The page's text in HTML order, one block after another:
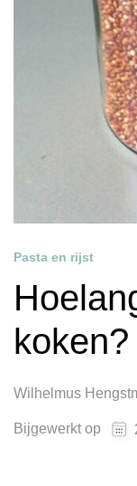
Pasta en rijst
koken?
Wilhelmus
Bijgewerkt op